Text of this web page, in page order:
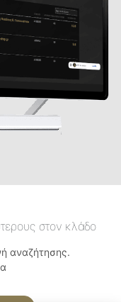
στον κλάδο
αναζήτησης.